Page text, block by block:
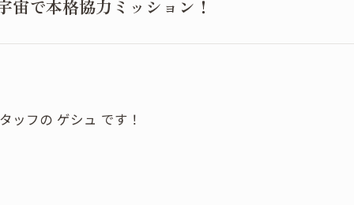
で本格協力ミッション！
ッフの ゲシュ です！